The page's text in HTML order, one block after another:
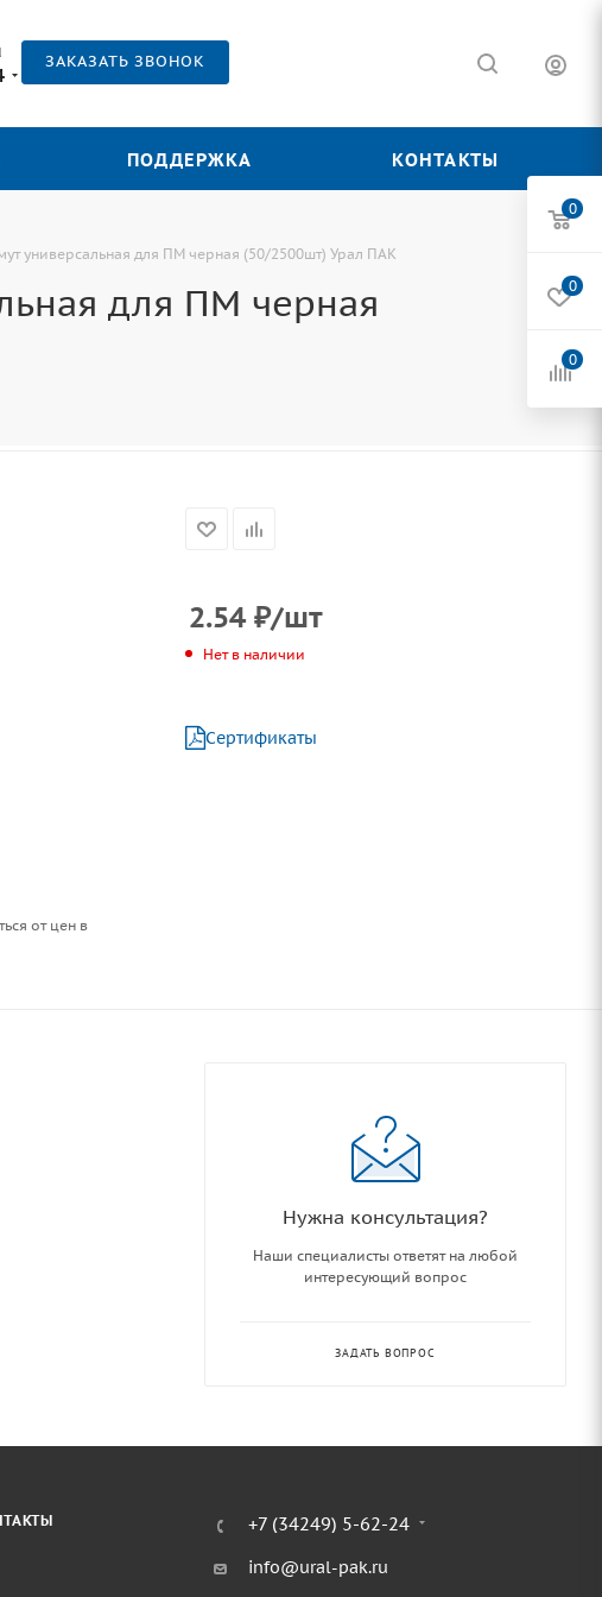
ЗАКАЗАТЬ ЗВОНОК
ПОДДЕРЖКА КОНТАКТЫ
универсальная для ПМ черная (50/2500шт) Урал ПАК
для ПМ черная
от цен в
2.54 ₽/шт
Нет в наличии
Сертификаты
Нужна консультация?
Наши специалисты ответят на любой
интересующий вопрос
ЗАДАТЬ ВОПРОС
+7 (34249) 5-62-24
info@ural-pak.ru
0
0
0